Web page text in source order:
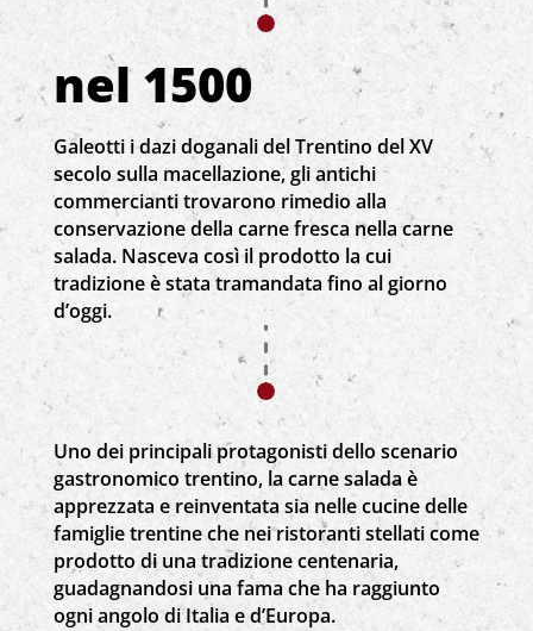
nel 1500
Galeotti i dazi doganali del Trentino del XV
secolo sulla macellazione, gli antichi
commercianti trovarono rimedio alla
conservazione della carne fresca nella carne
salada. Nasceva così il prodotto la cui
tradizione è stata tramandata fino al giorno
d’oggi.
Uno dei principali protagonisti dello scenario
gastronomico trentino, la carne salada è
apprezzata e reinventata sia nelle cucine delle
famiglie trentine che nei ristoranti stellati come
prodotto di una tradizione centenaria,
guadagnandosi una fama che ha raggiunto
ogni angolo di Italia e d’Europa.